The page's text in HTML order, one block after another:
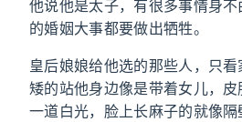
他说他是太子，有很多事情身
的婚姻大事都要做出牺牲。
皇后娘娘给他选的那些人，只
矮的站他身边像是带着女儿，
一道白光，脸上长麻子的就像隔